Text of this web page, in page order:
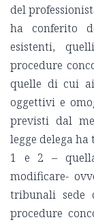
del
ha conferito
esistenti,
procedure
quelle di cui
oggettivi e
previsti dal
legge delega
1 e 2 –
modificare-
tribunali sede
procedure